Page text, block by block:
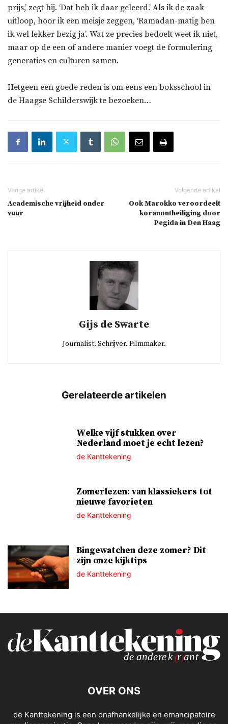
prijs,’ zegt hij. ‘Dat heb ik daar geleerd.’ Als ik de zaak
uitloop, hoor ik een meisje zeggen, ‘Ramadan-matig ben
ik wel lekker bezig ja’. Wat ze precies bedoelt weet ik niet,
maar op de een of andere manier voegt de formulering
generaties en culturen samen.
Hetgeen een goede reden is om eens een boksschool in
de Haagse Schilderswijk te bezoeken…
Academische vrijheid onder
vuur
Ook Marokko veroordeelt
koranontheiliging door
Pegida in Den Haag
Gijs de Swarte
Journalist. Schrijver. Filmmaker.
Welke vijf stukken over
Nederland moet je echt lezen?
de Kanttekening
Zomerlezen: van klassiekers tot
nieuwe favorieten
de Kanttekening
Bingewatchen deze zomer? Dit
zijn onze kijktips
de Kanttekening
OVER ONS
de Kanttekening is een onafhankelijke en emancipatoire